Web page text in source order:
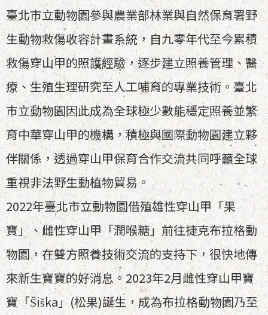
臺北市立動物園參與農業部林業與自然保育署野
生動物救傷收容計畫系統，自九零年代至今累積
救傷穿山甲的照護經驗，逐步建立照養管理、醫
療、生殖生理研究至人工哺育的專業技術。臺北
市立動物園因此成為全球極少數能穩定照養並繁
育中華穿山甲的機構，積極與國際動物園建立夥
伴關係，透過穿山甲保育合作交流共同呼籲全球
重視非法野生動植物貿易。
2022年臺北市立動物園借殖雄性穿山甲「果
寶」、雌性穿山甲「潤喉糖」前往捷克布拉格動
物園，在雙方照養技術交流的支持下，很快地傳
來新生寶寶的好消息。2023年2月雌性穿山甲寶
寶「Šiška」(松果)誕生，成為布拉格動物園乃至